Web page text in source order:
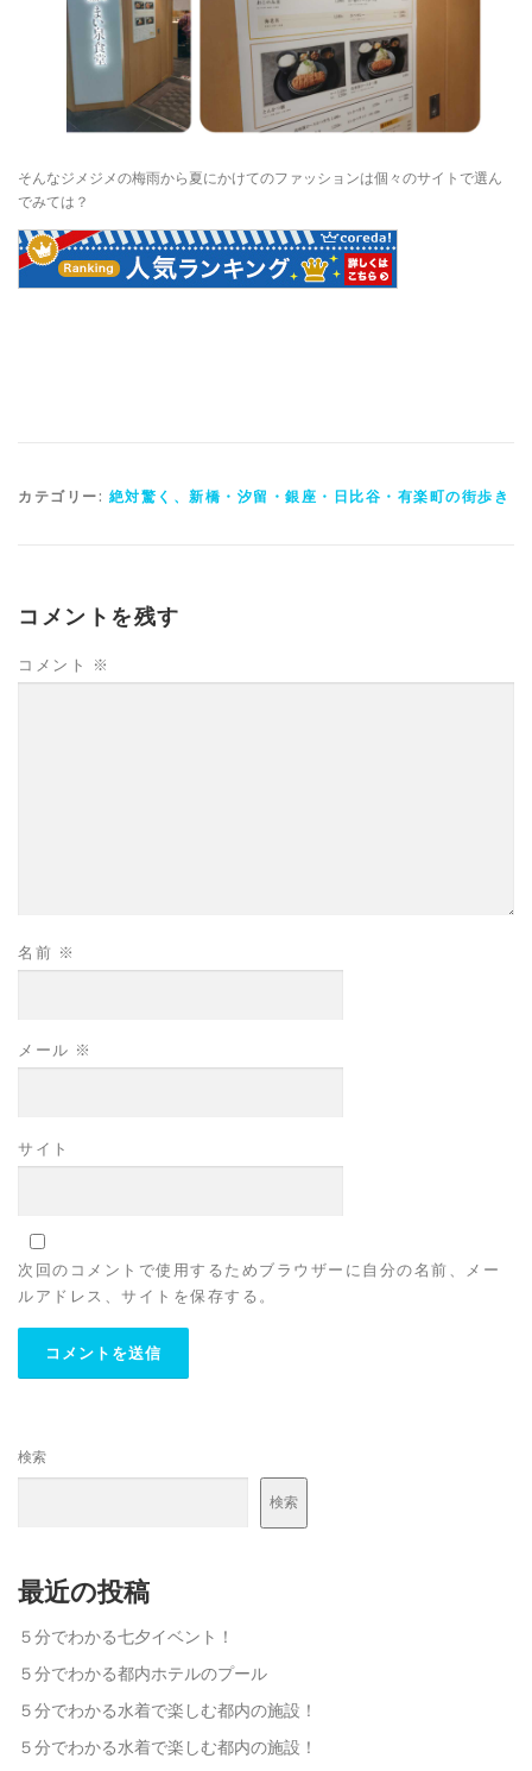
そんなジメジメの梅雨から夏にかけてのファッションは個々のサイトで選ん
でみては？
カテゴリー: 絶対驚く、新橋・汐留・銀座・日比谷・有楽町の街歩き
コメントを残す
コメント ※
名前 ※
メール ※
サイト
次回のコメントで使用するためブラウザーに自分の名前、メー
ルアドレス、サイトを保存する。
検索
検索
最近の投稿
５分でわかる七夕イベント！
５分でわかる都内ホテルのプール
５分でわかる水着で楽しむ都内の施設！
５分でわかる水着で楽しむ都内の施設！